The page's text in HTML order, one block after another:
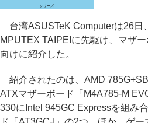
シリーズ
台湾ASUSTeK Computerは26日
MPUTEX TAIPEIに先駆け、マザ
向けに紹介した。
紹介されたのは、AMD
ATXマザーボード「M4A785-M
330にIntel 945GC Expressを組み